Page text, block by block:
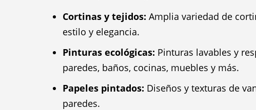
Cortinas y tejidos: Amplia variedad de
estilo y elegancia.
Pinturas ecológicas: Pinturas lavables y
paredes, baños, cocinas, muebles y más.
Papeles pintados: Diseños y texturas de
paredes.